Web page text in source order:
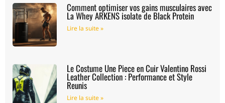
Comment optimiser vos gains musculaires avec
La Whey ARKENS isolate de Black Protein
Lire la suite »
Le Costume Une Piece en Cuir Valentino Rossi
Leather Collection : Performance et Style
Reunis
Lire la suite »